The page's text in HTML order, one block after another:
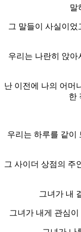
말
그 말들이 사실이었
우리는 나란히 앉아
난 이전에 나의 어머
한
우리는 하루를 같이
그 사이더 상점의 주
그녀가 내
그녀가 내게 관심